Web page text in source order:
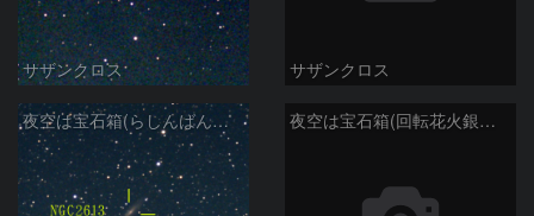
サザンクロス サザンクロス
夜空は宝石箱(らしんばん座 NGC2613) Seestar50 夜空は宝石箱(回転花火銀河 M101) Seestar50